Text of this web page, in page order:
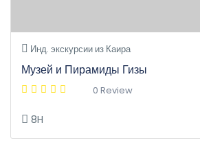
Инд. экскурсии из Каира
Музей и Пирамиды Гизы
0 Review
8H